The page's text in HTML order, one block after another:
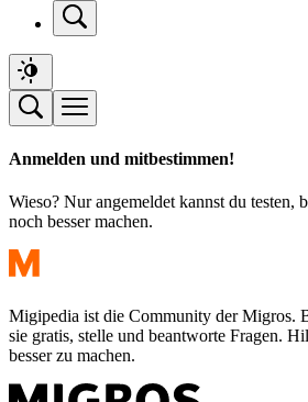
Anmelden und mitbestimmen!
Wieso? Nur angemeldet kannst du testen,
noch besser machen.
Migipedia ist die Community der Migros.
sie gratis, stelle und beantworte Fragen.
besser zu machen.